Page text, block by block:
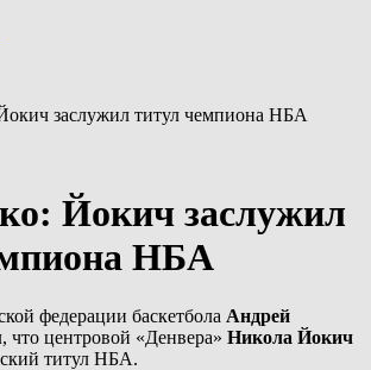
заслужил титул чемпиона НБА
Йокич заслужил
НБА
федерации баскетбола Андрей
что центровой «Денвера» Никола Йокич
титул НБА.